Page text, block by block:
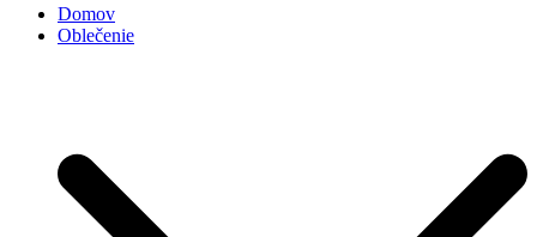
Domov
Oblečenie